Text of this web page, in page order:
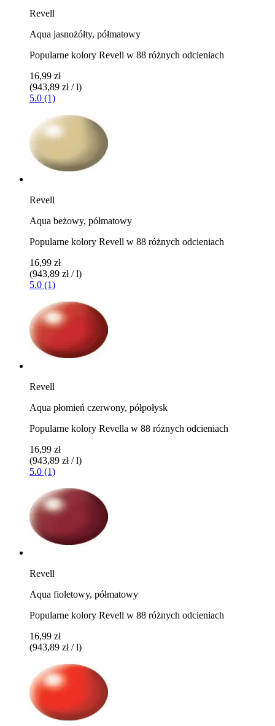
Revell
Aqua jasnożółty, półmatowy
Popularne kolory Revell w 88 różnych odcieniach
16,99 zł
(943,89 zł / l)
5.0 (1)
Revell
Aqua beżowy, półmatowy
Popularne kolory Revell w 88 różnych odcieniach
16,99 zł
(943,89 zł / l)
5.0 (1)
Revell
Aqua płomień czerwony, półpołysk
Popularne kolory Revella w 88 różnych odcieniach
16,99 zł
(943,89 zł / l)
5.0 (1)
Revell
Aqua fioletowy, półmatowy
Popularne kolory Revell w 88 różnych odcieniach
16,99 zł
(943,89 zł / l)